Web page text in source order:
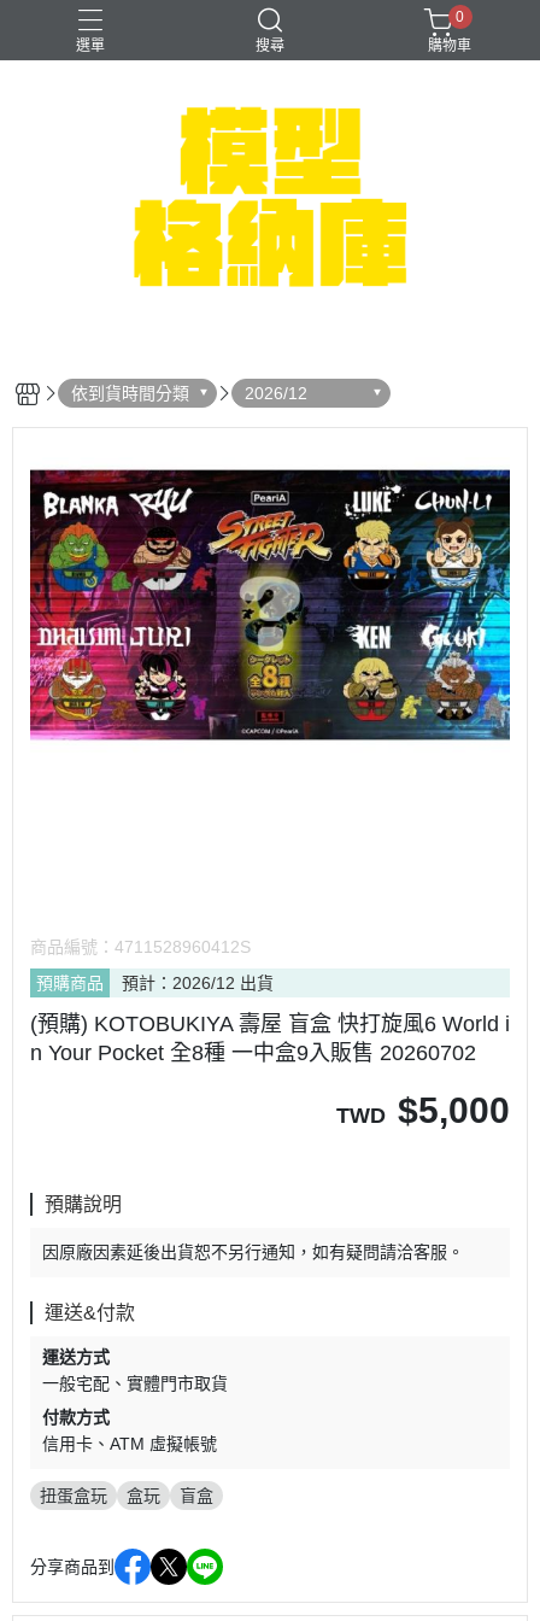
選單 搜尋
可以色色
崩壞：星穹鐵道
0
購物車
依到貨時間分類 2026/12
商品編號： 4711528960412S
預購商品
預計：2026/12 出貨
(預購) KOTOBUKIYA 壽屋 盲盒 快打旋風6 World i
n Your Pocket 全8種 一中盒9入販售 20260702
TWD $5,000
預購說明
因原廠因素延後出貨恕不另行通知，如有疑問請洽客服。
運送&付款
運送方式
一般宅配
實體門市取貨
付款方式
信用卡
ATM 虛擬帳號
扭蛋盒玩 盒玩 盲盒
分享商品到